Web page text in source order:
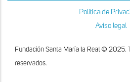
Política de
Aviso legal
Fundación Santa María la Real © 2025.
reservados.